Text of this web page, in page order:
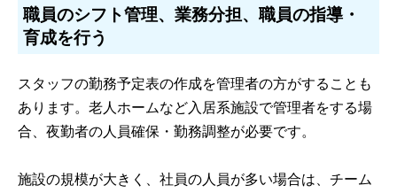
職員のシフト管理、業務分担、職員の指導・
育成を行う
スタッフの勤務予定表の作成を管理者の方がすることも
あります。老人ホームなど入居系施設で管理者をする場
合、夜勤者の人員確保・勤務調整が必要です。
施設の規模が大きく、社員の人員が多い場合は、チーム